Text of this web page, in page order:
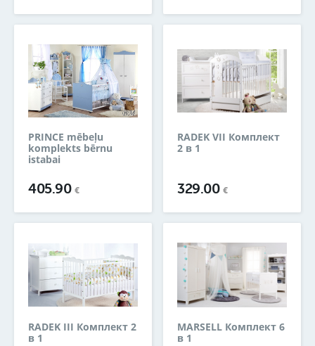
PRINCE mēbeļu
komplekts bērnu
istabai
405.90€
RADEK VII Комплект
2 в 1
329.00€
RADEK III Комплект 2
в 1
MARSELL Комплект 6
в 1